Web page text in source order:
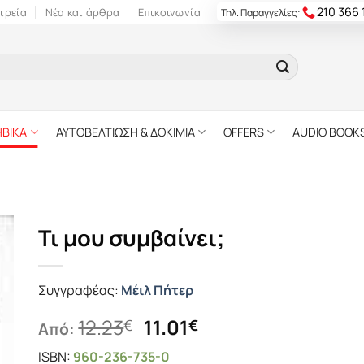
Νέα και άρθρα Επικοινωνία Τηλ. Παραγγελίες: 210 366
ΑΥΤΟΒΕΛΤΙΩΣΗ & ΔΟΚΙΜΙΑ OFFERS AUDIO
Τι μου συμβαίνει;
Συγγραφέας: Μέιλ Πήτερ
Από:12.23€ Original
price
11.01€Η
ISBN: 960-236-735-0